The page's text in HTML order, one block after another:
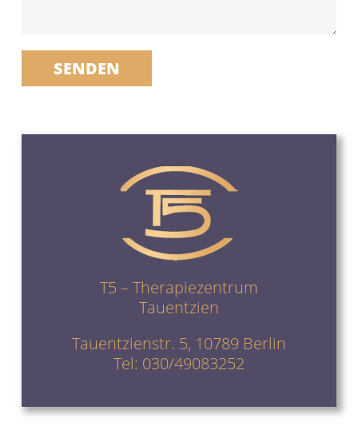
SENDEN
T5 – Therapiezentrum
Tauentzien
Tauentzienstr. 5, 10789 Berlin
Tel: 030/49083252